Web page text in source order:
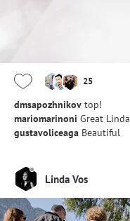
25
dmsapozhnikov top!
mariomarinoni Great Linda
gustavoliceaga Beautiful
Linda Vos